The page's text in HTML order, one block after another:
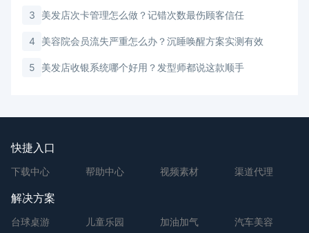
3 美发店次卡管理怎么做？记错次数最伤顾客信任
4 美容院会员流失严重怎么办？沉睡唤醒方案实测有效
5 美发店收银系统哪个好用？发型师都说这款顺手
快捷入口
下载中心 帮助中心 视频素材 渠道代理
解决方案
台球桌游 儿童乐园 加油加气
汽车美容